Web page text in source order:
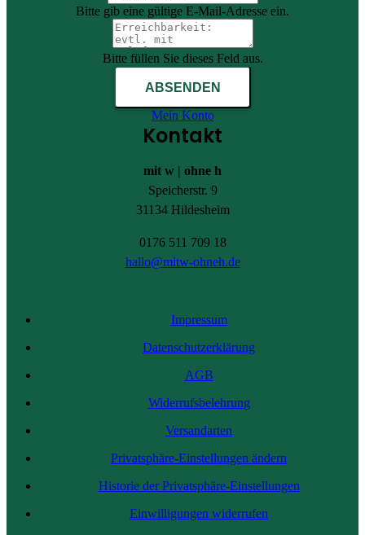
Bitte gib eine gültige E-Mail-Adresse ein.
Bitte füllen Sie dieses Feld aus.
ABSENDEN
Mein Konto
Kontakt
mit w | ohne h
Speicherstr. 9
31134 Hildesheim
0176 511 709 18
hallo@mitw-ohneh.de
Impressum
Datenschutzerklärung
AGB
Widerrufsbelehrung
Versandarten
Privatsphäre-Einstellungen ändern
Historie der Privatsphäre-Einstellungen
Einwilligungen widerrufen